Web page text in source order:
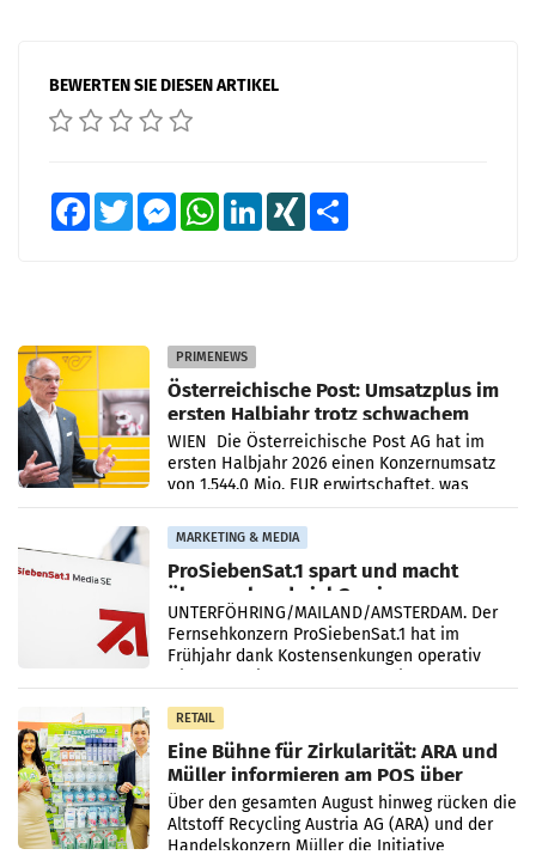
BEWERTEN SIE DIESEN ARTIKEL
FacebookTwitter MessengerWhatsAppLinkedInXING
PRIMENEWS
Österreichische Post: Umsatzplus im
ersten Halbjahr trotz schwachem
Briefgeschäft
WIEN Die Österreichische Post AG hat im
ersten Halbjahr 2026 einen Konzernumsatz
von 1.544,0 Mio. EUR erwirtschaftet, was
einem Plus von 3,8 Prozent gegenüber dem
Vergleichszeitraum
MARKETING & MEDIA
ProSiebenSat.1 spart und macht
überraschend viel Gewinn
UNTERFÖHRING/MAILAND/AMSTERDAM. Der
Fernsehkonzern ProSiebenSat.1 hat im
Frühjahr dank Kostensenkungen operativ
RETAIL
Eine Bühne für Zirkularität: ARA und
Müller informieren am POS über
Kreislauffähigkeit
Über den gesamten August hinweg rücken die
Altstoff Recycling Austria AG (ARA) und der
Handelskonzern Müller die Initiative